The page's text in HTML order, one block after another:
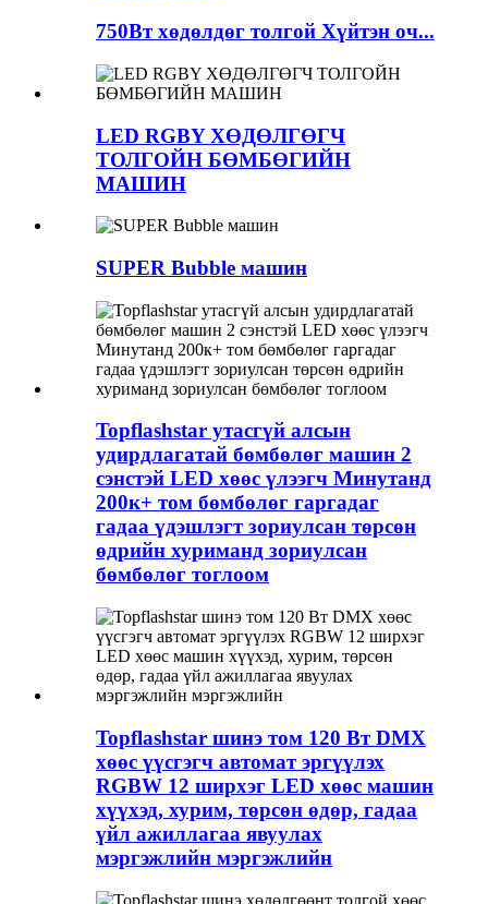
750Вт хөдөлдөг толгой Хүйтэн оч...
LED RGBY ХӨДӨЛГӨГЧ
ТОЛГОЙН БӨМБӨГИЙН
МАШИН
SUPER Bubble машин
Topflashstar утасгүй алсын
удирдлагатай бөмбөлөг машин 2
сэнстэй LED хөөс үлээгч Минутанд
200к+ том бөмбөлөг гаргадаг
гадаа үдэшлэгт зориулсан төрсөн
өдрийн хуриманд зориулсан
бөмбөлөг тоглоом
Topflashstar шинэ том 120 Вт DMX
хөөс үүсгэгч автомат эргүүлэх
RGBW 12 ширхэг LED хөөс машин
хүүхэд, хурим, төрсөн өдөр, гадаа
үйл ажиллагаа явуулах
мэргэжлийн мэргэжлийн